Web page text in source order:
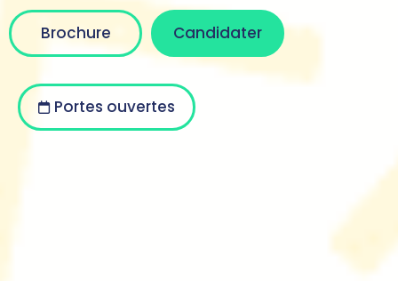
Brochure Candidater
Portes ouvertes